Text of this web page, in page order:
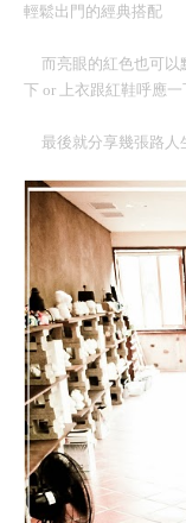
輕鬆出門的經典搭配
而亮眼的紅色也可以
下 or 上衣跟紅鞋呼應
最後就分享幾張路人